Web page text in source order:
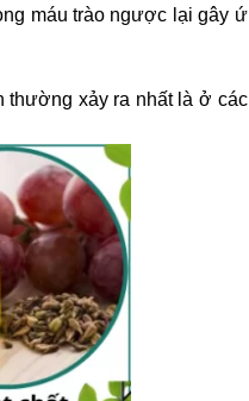
máu trào ngược lại gây ứ
thường xảy ra nhất là ở các